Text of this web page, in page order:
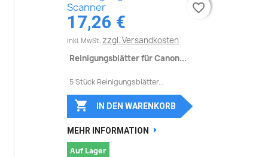
17,26 €
inkl. MwSt. zzgl. Versandkosten
Reinigungsblätter für Canon...
5 Stück Reinigungsblätter...
favorite_border
 IN DEN WARENKORB
MEHR INFORMATION
Auf Lager
favorite_border